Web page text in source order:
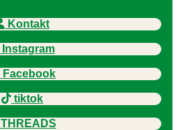
Kontakt
Instagram
Facebook
tiktok
THREADS